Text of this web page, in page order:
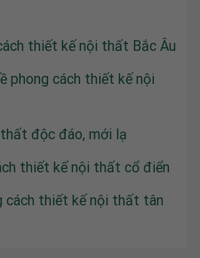
thiết kế nội thất Bắc Âu
phong cách thiết kế nội
độc đáo, mới lạ
thiết kế nội thất cổ điển
cách thiết kế nội thất tân